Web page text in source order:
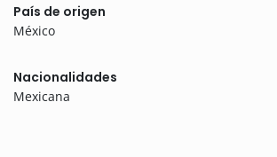
País de origen
México
Nacionalidades
Mexicana